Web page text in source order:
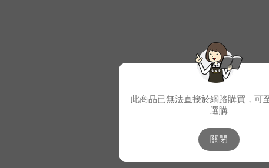
此商品已無法直接於網路購買，可
選購
關閉